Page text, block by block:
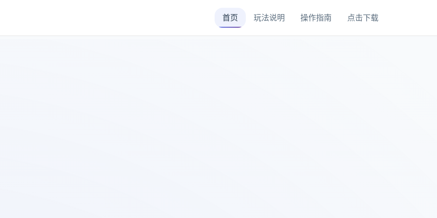
首页 玩法说明 操作指南 点击下载